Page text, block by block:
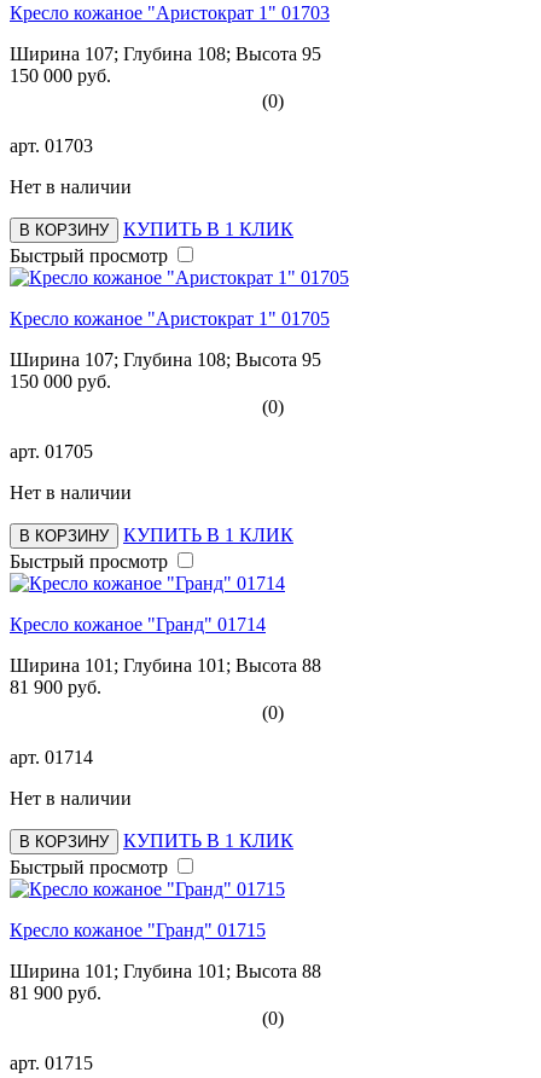
Кресло кожаное "Аристократ 1" 01703
Ширина 107; Глубина 108; Высота 95
150 000 руб.
(0)
арт. 01703
Нет в наличии
В КОРЗИНУ
КУПИТЬ В 1 КЛИК
Быстрый просмотр
Кресло кожаное "Аристократ 1" 01705
Ширина 107; Глубина 108; Высота 95
150 000 руб.
(0)
арт. 01705
Нет в наличии
В КОРЗИНУ
КУПИТЬ В 1 КЛИК
Быстрый просмотр
Кресло кожаное "Гранд" 01714
Ширина 101; Глубина 101; Высота 88
81 900 руб.
(0)
арт. 01714
Нет в наличии
В КОРЗИНУ
КУПИТЬ В 1 КЛИК
Быстрый просмотр
Кресло кожаное "Гранд" 01715
Ширина 101; Глубина 101; Высота 88
81 900 руб.
(0)
арт. 01715